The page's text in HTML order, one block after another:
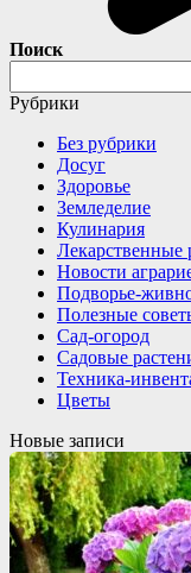
Поиск
Рубрики
Без рубрики
Досуг
Здоровье
Земледелие
Кулинария
Лекарственные
Новости
Подворье-
Полезные
Сад-огород
Садовые
Техника-
Цветы
Новые записи